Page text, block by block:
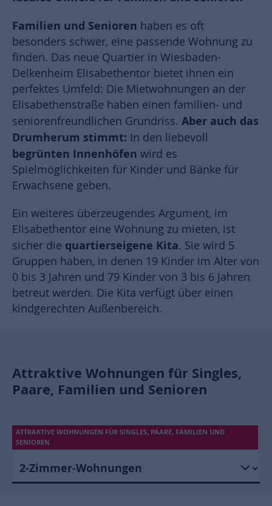
Familien und Senioren haben es oft
besonders schwer, eine passende Wohnung zu
finden. Das neue Quartier in Wiesbaden-
Delkenheim Elisabethentor bietet ihnen ein
perfektes Umfeld: Die Mietwohnungen an der
Elisabethenstraße haben einen familien- und
seniorenfreundlichen Grundriss. Aber auch das
Drumherum stimmt: In den liebevoll
begrünten Innenhöfen wird es
Spielmöglichkeiten für Kinder und Bänke für
Erwachsene geben.
Ein weiteres überzeugendes Argument, im
Elisabethentor eine Wohnung zu mieten, ist
sicher die quartierseigene Kita. Sie wird 5
Gruppen haben, in denen 19 Kinder im Alter von
0 bis 3 Jahren und 79 Kinder von 3 bis 6 Jahren
betreut werden. Die Kita verfügt über einen
kindgerechten Außenbereich.
Attraktive Wohnungen für Singles,
Paare, Familien und Senioren
ATTRAKTIVE WOHNUNGEN FÜR SINGLES, PAARE, FAMILIEN UND
SENIOREN